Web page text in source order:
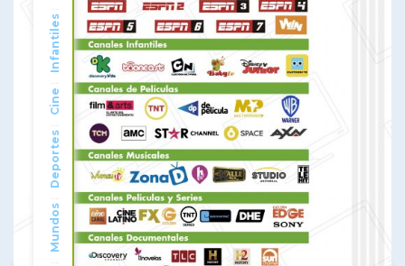
Mundos
Deportes
Cine
Infantiles